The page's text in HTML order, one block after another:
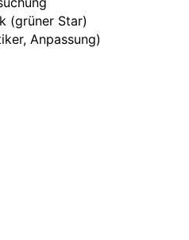
(grüner Star)
Anpassung)